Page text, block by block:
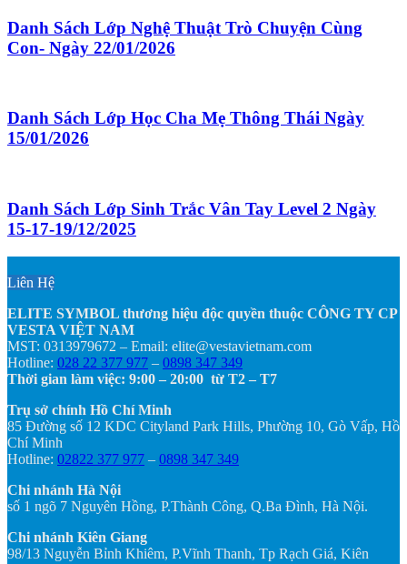
Danh Sách Lớp Nghệ Thuật Trò Chuyện Cùng
Con- Ngày 22/01/2026
Danh Sách Lớp Học Cha Mẹ Thông Thái Ngày
15/01/2026
Danh Sách Lớp Sinh Trắc Vân Tay Level 2 Ngày
15-17-19/12/2025
Liên Hệ
ELITE SYMBOL thương hiệu độc quyền thuộc CÔNG TY CP
VESTA VIỆT NAM
MST: 0313979672 – Email: elite@vestavietnam.com
Hotline: 028 22 377 977 – 0898 347 349
Thời gian làm việc: 9:00 – 20:00 từ T2 – T7
Trụ sở chính Hồ Chí Minh
85 Đường số 12 KDC Cityland Park Hills, Phường 10, Gò Vấp, Hồ
Chí Minh
Hotline: 02822 377 977 – 0898 347 349
Chi nhánh Hà Nội
số 1 ngõ 7 Nguyên Hồng, P.Thành Công, Q.Ba Đình, Hà Nội.
Chi nhánh Kiên Giang
98/13 Nguyễn Bỉnh Khiêm, P.Vĩnh Thanh, Tp Rạch Giá, Kiên